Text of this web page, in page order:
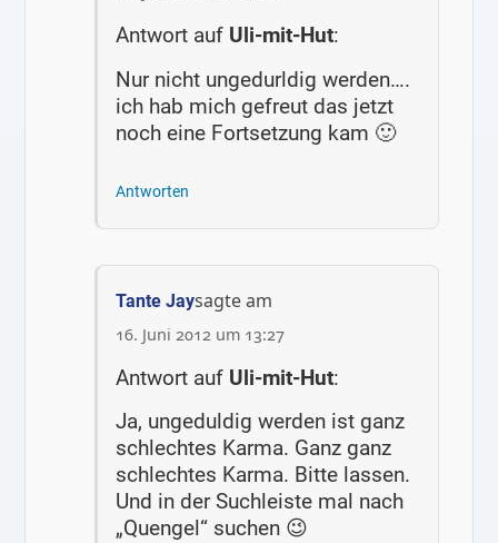
Antwort auf Uli-mit-Hut:
Nur nicht ungedurldig werden….
ich hab mich gefreut das jetzt
noch eine Fortsetzung kam 🙂
Antworten
Tante Jaysagte am
16. Juni 2012 um 13:27
Antwort auf Uli-mit-Hut:
Ja, ungeduldig werden ist ganz
schlechtes Karma. Ganz ganz
schlechtes Karma. Bitte lassen.
Und in der Suchleiste mal nach
„Quengel“ suchen 😉